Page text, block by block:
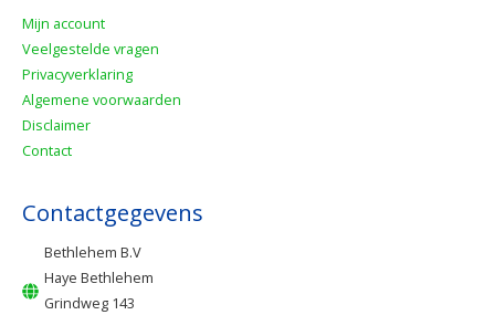
Mijn account
Veelgestelde vragen
Privacyverklaring
Algemene voorwaarden
Disclaimer
Contact
Contactgegevens
Bethlehem B.V
Haye Bethlehem
Grindweg 143